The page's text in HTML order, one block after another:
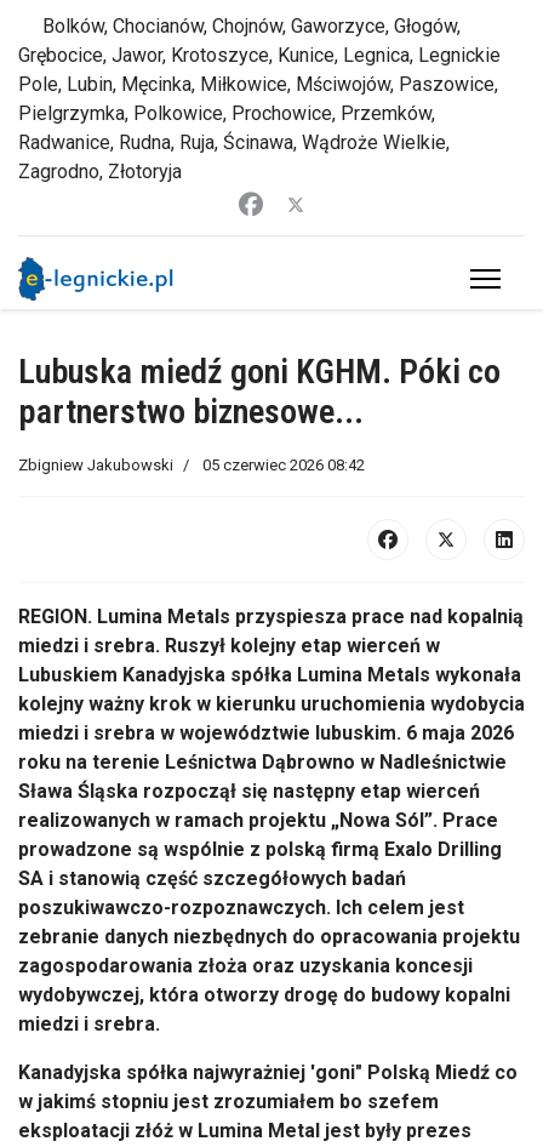
Bolków, Chocianów, Chojnów, Gaworzyce, Głogów,
Grębocice, Jawor, Krotoszyce, Kunice, Legnica, Legnickie
Pole, Lubin, Męcinka, Miłkowice, Mściwojów, Paszowice,
Pielgrzymka, Polkowice, Prochowice, Przemków,
Radwanice, Rudna, Ruja, Ścinawa, Wądroże Wielkie,
Zagrodno, Złotoryja
Lubuska miedź goni KGHM. Póki co
partnerstwo biznesowe...
Zbigniew Jakubowski 05 czerwiec 2026 08:42
REGION. Lumina Metals przyspiesza prace nad kopalnią
miedzi i srebra. Ruszył kolejny etap wierceń w
Lubuskiem Kanadyjska spółka Lumina Metals wykonała
kolejny ważny krok w kierunku uruchomienia wydobycia
miedzi i srebra w województwie lubuskim. 6 maja 2026
roku na terenie Leśnictwa Dąbrowno w Nadleśnictwie
Sława Śląska rozpoczął się następny etap wierceń
realizowanych w ramach projektu „Nowa Sól”. Prace
prowadzone są wspólnie z polską firmą Exalo Drilling
SA i stanowią część szczegółowych badań
poszukiwawczo-rozpoznawczych. Ich celem jest
zebranie danych niezbędnych do opracowania projektu
zagospodarowania złoża oraz uzyskania koncesji
wydobywczej, która otworzy drogę do budowy kopalni
miedzi i srebra.
Kanadyjska spółka najwyrażniej 'goni" Polską Miedź co
w jakimś stopniu jest zrozumiałem bo szefem
eksploatacji złóż w Lumina Metal jest były prezes